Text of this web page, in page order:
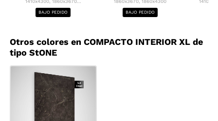
BAJO PEDIDO BAJO PEDIDO
Otros colores en COMPACTO INTERIOR XL de
tipo StONE